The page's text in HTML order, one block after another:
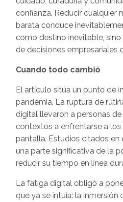
confianza. Reducir cualquier
barata conduce
como destino inevitable,
de decisiones empresariales
Cuando todo cambió
El artículo sitúa un punto de
pandemia. La ruptura de
digital llevaron a personas
contextos a enfrentarse a
pantalla. Estudios citados
una parte significativa de la
reducir su tiempo en línea
La fatiga digital obligó a
que ya se intuía: la